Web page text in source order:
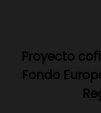
Proyecto
Fondo